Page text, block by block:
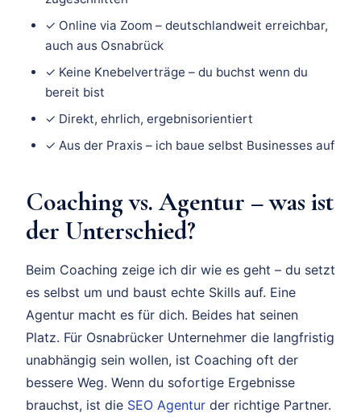
✓ Online via Zoom – deutschlandweit erreichbar,
auch aus Osnabrück
✓ Keine Knebelverträge – du buchst wenn du
bereit bist
✓ Direkt, ehrlich, ergebnisorientiert
✓ Aus der Praxis – ich baue selbst Businesses auf
Coaching vs. Agentur – was ist
der Unterschied?
Beim Coaching zeige ich dir wie es geht – du setzt
es selbst um und baust echte Skills auf. Eine
Agentur macht es für dich. Beides hat seinen
Platz. Für Osnabrücker Unternehmer die langfristig
unabhängig sein wollen, ist Coaching oft der
bessere Weg. Wenn du sofortige Ergebnisse
brauchst, ist die SEO Agentur der richtige Partner.